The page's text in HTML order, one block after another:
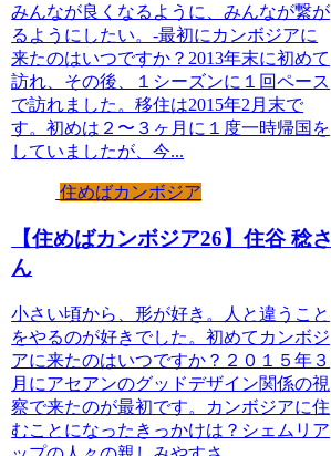
みんなが良くなるように、みんなが繋が
るようにしたい。-最初にカンボジアに
来たのはいつですか？2013年末に初めて
訪れ、その後、１シーズンに１回ペース
で訪れました。移住は2015年2月末で
す。初めは２〜３ヶ月に１度一時帰国を
していましたが、今...
住めばカンボジア
【住めばカンボジア26】住谷 稔さ
ん
小さい頃から、形が好き。人と違うこと
をやるのが好きでした。初めてカンボジ
アに来たのはいつですか？２０１５年３
月にアセアンのグッドデザイン関係の視
察で来たのが最初です。カンボジアに住
むことになったきっかけは？シェムリア